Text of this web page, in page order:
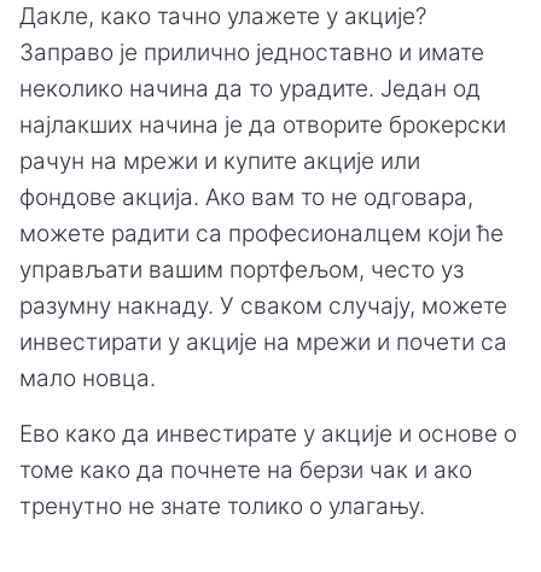
Дакле, како тачно улажете у акције?
Заправо је прилично једноставно и имате
неколико начина да то урадите. Један од
најлакших начина је да отворите брокерски
рачун на мрежи и купите акције или
фондове акција. Ако вам то не одговара,
можете радити са професионалцем који ће
управљати вашим портфељом, често уз
разумну накнаду. У сваком случају, можете
инвестирати у акције на мрежи и почети са
мало новца.
Ево како да инвестирате у акције и основе о
томе како да почнете на берзи чак и ако
тренутно не знате толико о улагању.